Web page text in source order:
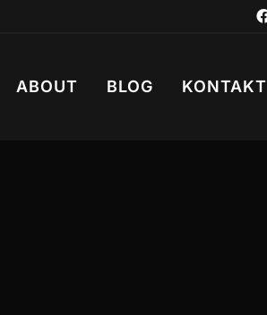
ABOUT BLOG KONTAKT